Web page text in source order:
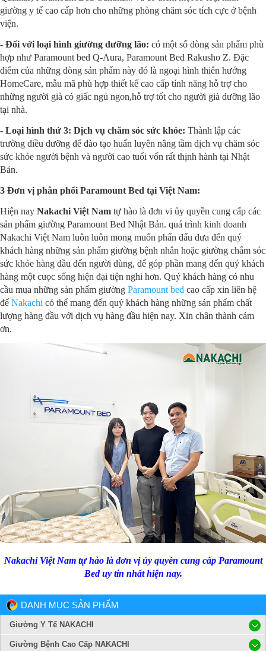
giường y tế cao cấp hơn cho những phòng chăm sóc tích cực ở bệnh
viện.
- Đối với loại hình giường dưỡng lão: có một số dòng sản phẩm phù
hợp như Paramount bed Q-Aura, Paramount Bed Rakusho Z. Đặc
điểm của những dòng sản phẩm này đó là ngoại hình thiên hướng
HomeCare, mẫu mã phù hợp thiết kế cao cấp tính năng hỗ trợ cho
những người già có giấc ngủ ngon,hỗ trợ tốt cho người già dưỡng lão
tại nhà.
- Loại hình thứ 3: Dịch vụ chăm sóc sức khỏe: Thành lập các
trường điều dưỡng để đào tạo huấn luyên nâng tầm dịch vụ chăm sóc
sức khỏe người bệnh và người cao tuổi vốn rất thịnh hành tại Nhật
Bản.
3 Đơn vị phân phối Paramount Bed tại Việt Nam:
Hiện nay Nakachi Việt Nam tự hào là đơn vi ủy quyền cung cấp các
sản phẩm giường Paramount Bed Nhật Bản. quá trình kinh doanh
Nakachi Việt Nam luôn luôn mong muốn phấn đấu đưa đến quý
khách hàng những sản phẩm giường bệnh nhân hoặc giường chắm sóc
sức khỏe hàng đầu đến người dùng, để góp phần mang đến quý khách
hàng một cuọc sống hiện đại tiện nghi hơn. Quý khách hàng có nhu
cầu mua những sản phẩm giường Paramount bed cao cấp xin liên hệ
để Nakachi có thể mang đến quý khách hàng những sản phẩm chất
lượng hàng đầu với dịch vụ hàng đầu hiện nay. Xin chân thành cảm
ơn.
Nakachi Việt Nam tự hào là đơn vị ủy quyền cung cấp Paramount
Bed uy tín nhất hiện nay.
DANH MỤC SẢN PHẨM
Giường Y Tế NAKACHI
Giường Bệnh Cao Cấp NAKACHI